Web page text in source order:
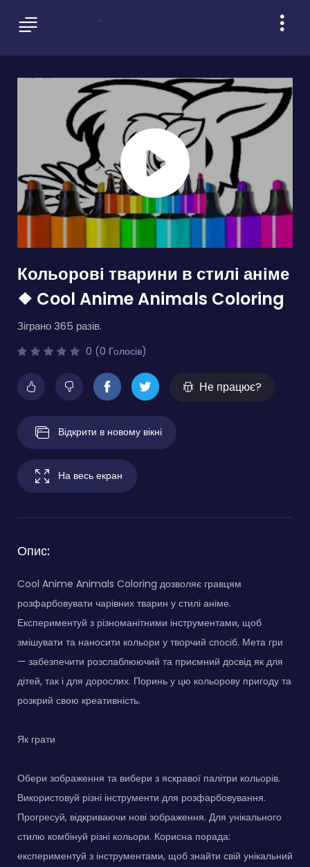
Кольорові тварини в стилі аніме
❖ Cool Anime Animals Coloring
Зіграно 365 разів.
0 (0 Голосів)
Не працює?
Відкрити в новому вікні
На весь екран
Опис:
Cool Anime Animals Coloring дозволяє гравцям
розфарбовувати чарівних тварин у стилі аніме.
Експериментуй з різноманітними інструментами, щоб
змішувати та наносити кольори у творчий спосіб. Мета гри
— забезпечити розслаблюючий та приємний досвід як для
дітей, так і для дорослих. Поринь у цю кольорову пригоду та
розкрий свою креативність.
Як грати
Обери зображення та вибери з яскравої палітри кольорів.
Використовуй різні інструменти для розфарбовування.
Прогресуй, відкриваючи нові зображення. Для унікального
стилю комбінуй різні кольори. Корисна порада:
експериментуй з інструментами, щоб знайти свій унікальний